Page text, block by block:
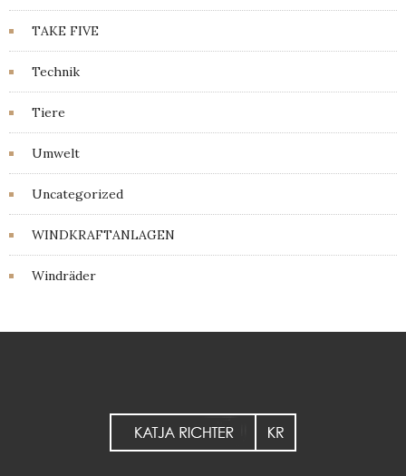
TAKE FIVE
Technik
Tiere
Umwelt
Uncategorized
WINDKRAFTANLAGEN
Windräder